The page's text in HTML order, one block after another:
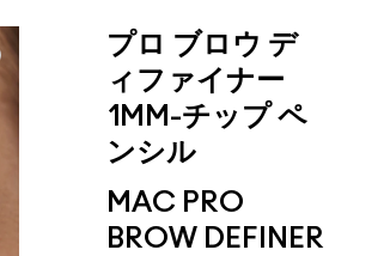
プロ ブロウ デ
ィファイナー
1MM-チップ ペ
ンシル
MAC PRO
BROW DEFINER